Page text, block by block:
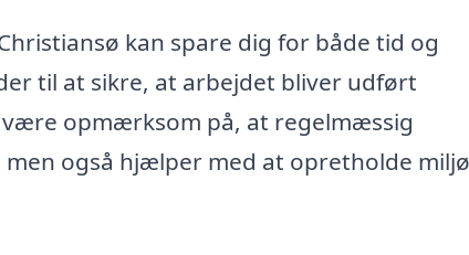
kan spare dig for både tid og
til at sikre, at arbejdet bliver udført
opmærksom på, at regelmæssig
også hjælper med at opretholde